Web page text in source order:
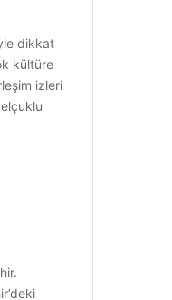
dikkat
kültüre
izleri